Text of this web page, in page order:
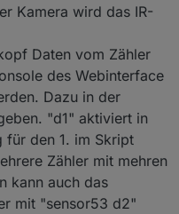
Kamera wird das IR-
Daten vom Zähler
des Webinterface
Dazu in der
"d1" aktiviert in
für den 1. im Skript
Zähler mit mehren
kann auch das
mit "sensor53 d2"